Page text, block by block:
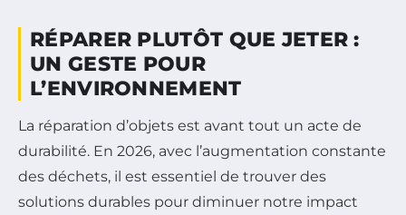
RÉPARER PLUTÔT QUE JETER :
UN GESTE POUR
L’ENVIRONNEMENT
La réparation d’objets est avant tout un acte de
durabilité. En 2026, avec l’augmentation constante
des déchets, il est essentiel de trouver des
solutions durables pour diminuer notre impact